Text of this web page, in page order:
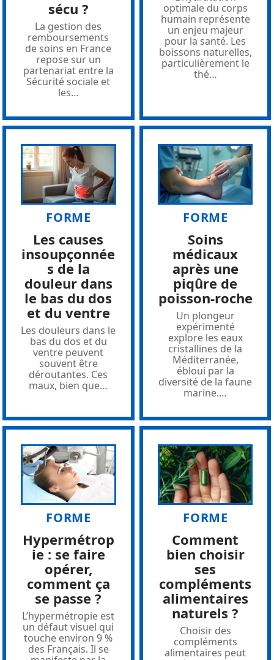
sécu ?
La gestion des
remboursements
de soins en France
repose sur un
partenariat entre la
Sécurité sociale et
les…
optimale du corps
humain représente
un enjeu majeur
pour la santé. Les
boissons naturelles,
particulièrement le
thé…
FORME
Les causes
insoupçonnée
s de la
douleur dans
le bas du dos
et du ventre
Les douleurs dans le
bas du dos et du
ventre peuvent
souvent être
déroutantes. Ces
maux, bien que…
FORME
Soins
médicaux
après une
piqûre de
poisson-roche
Un plongeur
expérimenté
explore les eaux
cristallines de la
Méditerranée,
ébloui par la
diversité de la faune
marine.…
FORME
Hypermétrop
ie : se faire
opérer,
comment ça
se passe ?
L’hypermétropie est
un défaut visuel qui
touche environ 9 %
des Français. Il se
FORME
Comment
bien choisir
ses
compléments
alimentaires
naturels ?
Choisir des
compléments
alimentaires peut